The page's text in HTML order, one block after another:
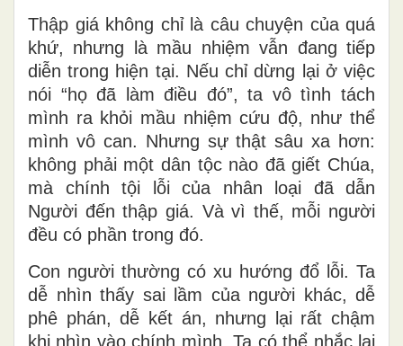
Thập giá không chỉ là câu chuyện của quá
khứ, nhưng là mầu nhiệm vẫn đang tiếp
diễn trong hiện tại. Nếu chỉ dừng lại ở việc
nói “họ đã làm điều đó”, ta vô tình tách
mình ra khỏi mầu nhiệm cứu độ, như thể
mình vô can. Nhưng sự thật sâu xa hơn:
không phải một dân tộc nào đã giết Chúa,
mà chính tội lỗi của nhân loại đã dẫn
Người đến thập giá. Và vì thế, mỗi người
đều có phần trong đó.
Con người thường có xu hướng đổ lỗi. Ta
dễ nhìn thấy sai lầm của người khác, dễ
phê phán, dễ kết án, nhưng lại rất chậm
khi nhìn vào chính mình. Ta có thể nhắc lại